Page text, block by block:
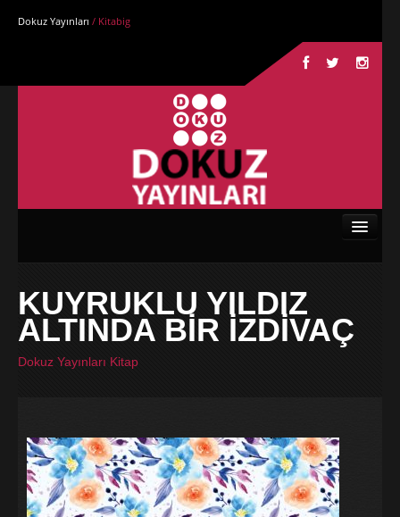
Dokuz Yayınları / Kitabig
Kurumsal
Kitaplar
Blog
İletişim
KUYRUKLU YILDIZ
ALTINDA BİR İZDİVAÇ
Dokuz Yayınları Kitap